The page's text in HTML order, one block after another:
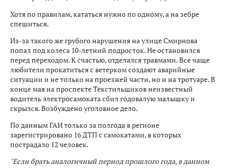
Хотя по правилам, кататься нужно по одному, а на зебре
спешиться.
Из-за такого же грубого нарушения на улице Смирнова
попал под колеса 10-летний подросток. Не остановился
перед переходом. К счастью, отделался травмами. Все чаще
любители прокатиться с ветерком создают аварийные
ситуации и не только на проезжей части, но и на тротуаре. В
конце мая на проспекте Текстильщиков неизвестный
водитель электросамоката сбил годовалую малышку и
скрылся. Возбуждено уголовное дело.
По данным ГАИ только за полгода в регионе
зарегистрировано 16 ДТП с самокатами, в которых
пострадало 12 человек.
"Если брать аналогичный период прошлого года, в данном